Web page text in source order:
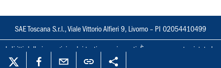
SAE Toscana S.r.l., Viale Vittorio Alfieri 9, Livorno – PI 02054410499
I diritti delle immagini e dei testi sono riservati. È espressamente vietata la
loro riproduzione con qualsiasi mezzo e l'adattamento totale o parziale.